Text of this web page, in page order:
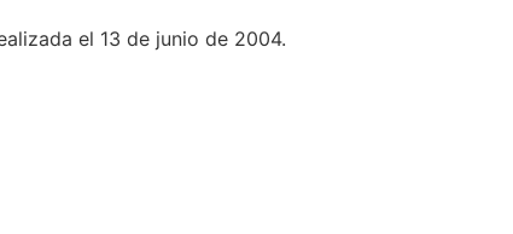
el 13 de junio de 2004.